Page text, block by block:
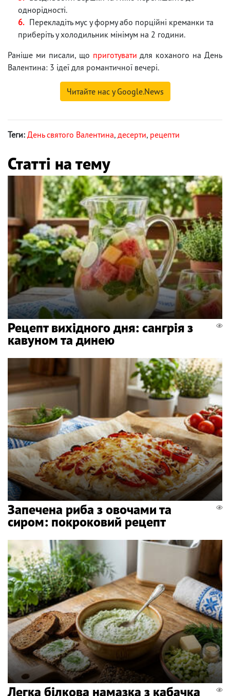
однорідності.
Перекладіть мус у форму або порційні креманки та
приберіть у холодильник мінімум на 2 години.
Раніше ми писали, що приготувати для коханого на День
Валентина: 3 ідеї для романтичної вечері.
Читайте нас у Google.News
Теги: День святого Валентина, десерти, рецепти
Статті на тему
Рецепт вихідного дня: сангрія з
кавуном та динею
Запечена риба з овочами та
сиром: покроковий рецепт
Легка білкова намазка з кабачка